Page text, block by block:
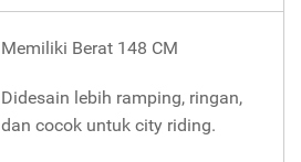
Memiliki Berat 148 CM
Didesain lebih ramping, ringan,
dan cocok untuk city riding.